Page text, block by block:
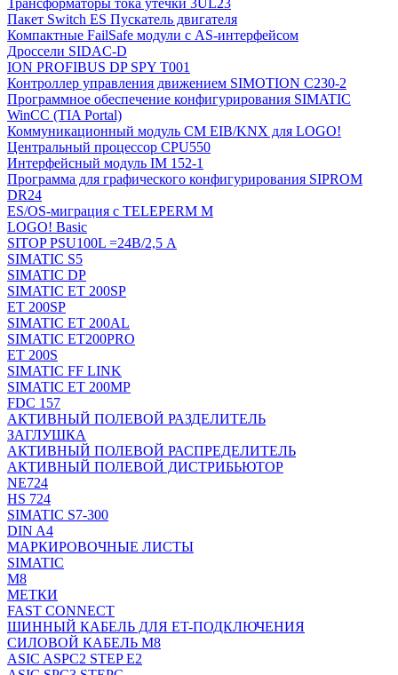
Трансформаторы тока утечки 3UL23
Пакет Switch ES Пускатель двигателя
Компактные FailSafe модули с AS-интерфейсом
Дроссели SIDAC-D
ION PROFIBUS DP SPY T001
Контроллер управления движением SIMOTION C230-2
Программное обеспечение конфигурирования SIMATIC
WinCC (TIA Portal)
Коммуникационный модуль CM EIB/KNX для LOGO!
Центральный процессор CPU550
Интерфейсный модуль IM 152-1
Программа для графического конфигурирования SIPROM
DR24
ES/OS-миграция с TELEPERM M
LOGO! Basic
SITOP PSU100L =24В/2,5 A
SIMATIC S5
SIMATIC DP
SIMATIC ET 200SP
ET 200SP
SIMATIC ET 200AL
SIMATIC ET200PRO
ET 200S
SIMATIC FF LINK
SIMATIC ET 200MP
FDC 157
АКТИВНЫЙ ПОЛЕВОЙ РАЗДЕЛИТЕЛЬ
ЗАГЛУШКА
АКТИВНЫЙ ПОЛЕВОЙ РАСПРЕДЕЛИТЕЛЬ
АКТИВНЫЙ ПОЛЕВОЙ ДИСТРИБЬЮТОР
NE724
HS 724
SIMATIC S7-300
DIN A4
МАРКИРОВОЧНЫЕ ЛИСТЫ
SIMATIC
M8
МЕТКИ
FAST CONNECT
ШИННЫЙ КАБЕЛЬ ДЛЯ ET-ПОДКЛЮЧЕНИЯ
СИЛОВОЙ КАБЕЛЬ M8
ASIC ASPC2 STEP E2